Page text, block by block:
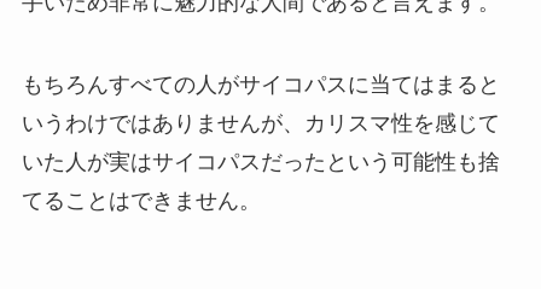
もちろんすべての人がサイコパスに当てはまると
いうわけではありませんが、カリスマ性を感じて
いた人が実はサイコパスだったという可能性も捨
てることはできません。